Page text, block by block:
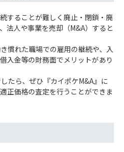
することが難しく廃止・閉鎖・廃
法人や事業を売却（M&A）すると
慣れた職場での雇用の継続や、入
入金等の財務面でメリットがあり
たら、ぜひ『カイポケM&A』に
正価格の査定を行うことができま